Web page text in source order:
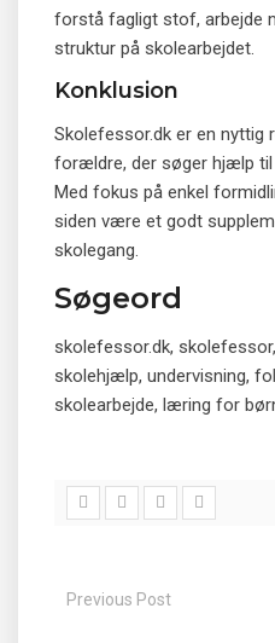
forstå fagligt stof, arbejde
struktur på skolearbejdet.
Konklusion
Skolefessor.dk er en nyttig
forældre, der søger hjælp
Med fokus på enkel
siden være et godt
skolegang.
Søgeord
skolefessor.dk,
skolehjælp, undervisning,
skolearbejde, læring for
Previous Post